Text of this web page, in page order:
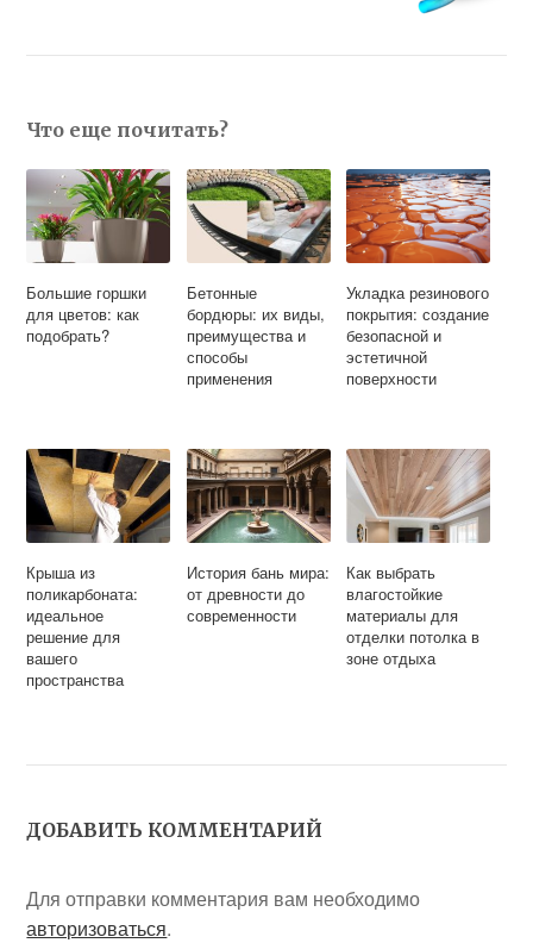
Что еще почитать?
Большие горшки
для цветов: как
подобрать?
Бетонные
бордюры: их виды,
преимущества и
способы
применения
Укладка резинового
покрытия: создание
безопасной и
эстетичной
поверхности
Крыша из
поликарбоната:
идеальное
решение для
вашего
пространства
История бань мира:
от древности до
современности
Как выбрать
влагостойкие
материалы для
отделки потолка в
зоне отдыха
ДОБАВИТЬ КОММЕНТАРИЙ
Для отправки комментария вам необходимо
авторизоваться.